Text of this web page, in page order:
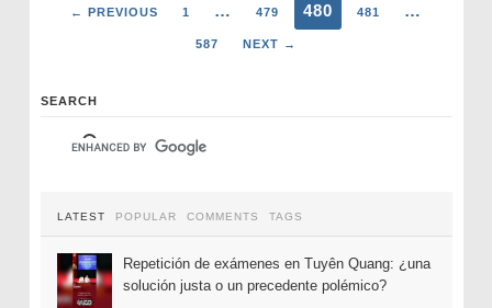
← PREVIOUS 1 … 479 480 481 …
587 NEXT →
SEARCH
LATEST POPULAR COMMENTS TAGS
Repetición de exámenes en Tuyên Quang: ¿una
solución justa o un precedente polémico?